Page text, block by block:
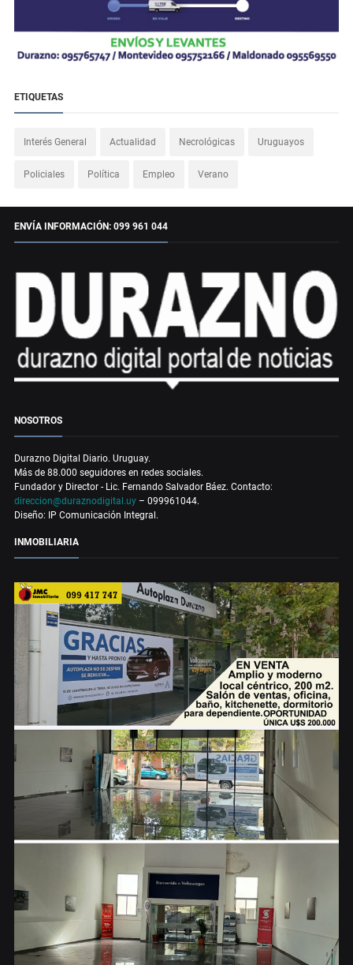
ETIQUETAS
Interés General Actualidad Necrológicas Uruguayos
Policiales Política Empleo Verano
ENVÍA INFORMACIÓN: 099 961 044
NOSOTROS
Durazno Digital Diario. Uruguay.
Más de 88.000 seguidores en redes sociales.
Fundador y Director - Lic. Fernando Salvador Báez. Contacto:
direccion@duraznodigital.uy – 099961044.
Diseño: IP Comunicación Integral.
INMOBILIARIA